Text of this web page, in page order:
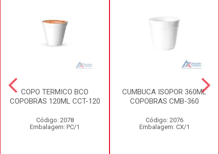
COPO TERMICO BCO
COPOBRAS 120ML CCT-120
Código: 2078
Embalagem: PC/1
CUMBUCA ISOPOR 360ML
COPOBRAS CMB-360
Código: 2076
Embalagem: CX/1